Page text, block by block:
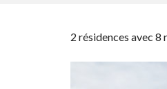
2 résidences avec